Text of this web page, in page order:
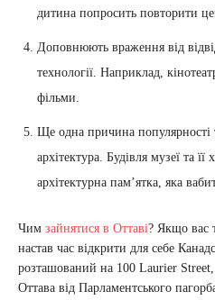
дитина попросить повторити
Доповнюють враження від
технології. Наприклад,
фільми.
Ще одна причина популярності
архітектура. Будівля музеї та
архітектурна пам’ятка, яка
Чим зайнятися в Оттаві? Якщо вас
настав час відкрити для себе
розташований на 100 Laurier Street,
Оттава від Парламентського